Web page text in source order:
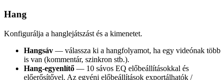
Hang
Konfigurálja a hanglejátszást és a kimenetet.
Hangsáv — válassza ki a hangfolyamot, ha egy videónak több
is van (kommentár, szinkron stb.).
Hang-egyenlítő — 10 sávos EQ előbeállításokkal és
előerősítővel. Az egyéni előbeállítások exportálhatók /